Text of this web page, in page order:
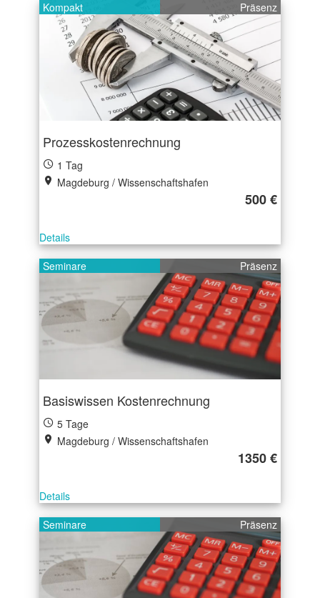
Kompakt Präsenz
Prozesskostenrechnung
1 Tag
Magdeburg / Wissenschaftshafen
500 €
Details
Seminare
Präsenz
Basiswissen Kostenrechnung
5 Tage
Magdeburg / Wissenschaftshafen
1350 €
Details
Seminare
Präsenz